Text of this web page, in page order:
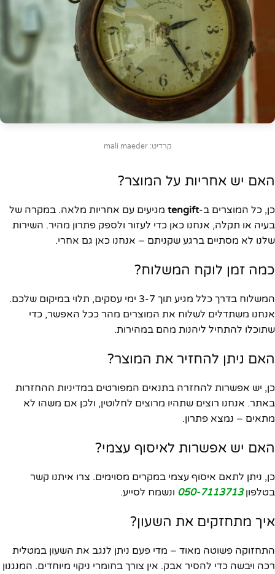
קרדיט: mali maeder
האם יש אחריות על המוצר?
כן, כל המוצרים ב-tengift מגיעים עם אחריות מלאה. במקרה של
בעיה או תקלה, אנחנו כאן כדי לעזור ולספק פתרון מהיר. השירות
שלנו לא מסתיים ברגע שקניתם – אנחנו כאן גם אחרי.
כמה זמן לוקח המשלוח?
המשלוח בדרך כלל מגיע תוך 3-7 ימי עסקים, תלוי במיקום שלכם.
אנחנו משתדלים לשלוח את המוצרים מהר ככל האפשר, כדי
שתוכלו להתחיל ליהנות מהם במהירות.
האם ניתן להחזיר את המוצר?
כן, יש אפשרות להחזרה בתנאים המפורטים במדיניות ההחזרות
באתר. אנחנו רוצים שתהיו מרוצים לחלוטין, ולכן אם משהו לא
מתאים – נמצא פתרון.
האם יש אפשרות לאיסוף עצמי?
כן, ניתן לתאם איסוף עצמי במקרים מסוימים. צרו איתנו קשר
בטלפון050-7113713 ונשמח לסייע.
איך מתחזקים את השעון?
התחזוקה פשוטה מאוד – מדי פעם ניתן לנגב את השעון במטלית
רכה ויבשה כדי להסיר אבק. אין צורך בחומרי ניקוי מיוחדים. המנגנון